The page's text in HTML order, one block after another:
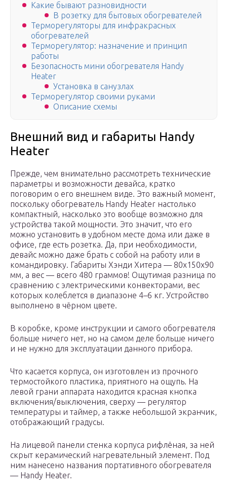
Какие бывают разновидности
В розетку для бытовых обогревателей
Терморегуляторы для инфракрасных
обогревателей
Терморегулятор: назначение и принцип
работы
Безопасность мини обогревателя Handy
Heater
Установка в санузлах
Терморегулятор своими руками
Описание схемы
Внешний вид и габариты Handy
Heater
Прежде, чем внимательно рассмотреть технические
параметры и возможности девайса, кратко
поговорим о его внешнем виде. Это важный момент,
поскольку обогреватель Handy Heater настолько
компактный, насколько это вообще возможно для
устройства такой мощности. Это значит, что его
можно установить в удобном месте дома или даже в
офисе, где есть розетка. Да, при необходимости,
девайс можно даже брать с собой на работу или в
командировку. Габариты Хэнди Хитера — 80х150х90
мм, а вес — всего 480 граммов! Ощутимая разница по
сравнению с электрическими конвекторами, вес
которых колеблется в диапазоне 4–6 кг. Устройство
выполнено в чёрном цвете.
В коробке, кроме инструкции и самого обогревателя
больше ничего нет, но на самом деле больше ничего
и не нужно для эксплуатации данного прибора.
Что касается корпуса, он изготовлен из прочного
термостойкого пластика, приятного на ощупь. На
левой грани аппарата находится красная кнопка
включения/выключения, сверху — регулятор
температуры и таймер, а также небольшой экранчик,
отображающий градусы.
На лицевой панели стенка корпуса рифлёная, за ней
скрыт керамический нагревательный элемент. Под
ним нанесено названия портативного обогревателя
— Handy Heater.